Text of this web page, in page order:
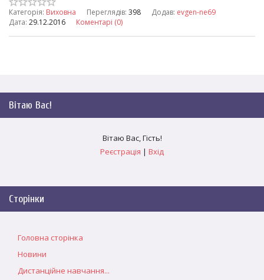
Категорія: Виховна Переглядів: 398 Додав: evgen-ne69
Дата: 29.12.2016 Коментарі (0)
Вітаю Вас!
Вітаю Вас,Гість!
Реєстрація | Вхід
Сторінки
Головна сторінка
Новини
Дистанційне навчання...